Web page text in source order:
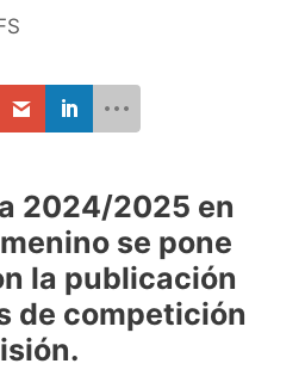
2024/2025 en
se pone
la publicación
de competición